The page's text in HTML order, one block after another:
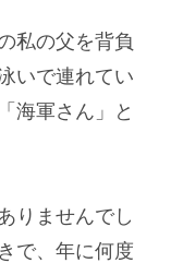
私の父を背負
いで連れてい
海軍さん」と
りませんでし
で、年に何度